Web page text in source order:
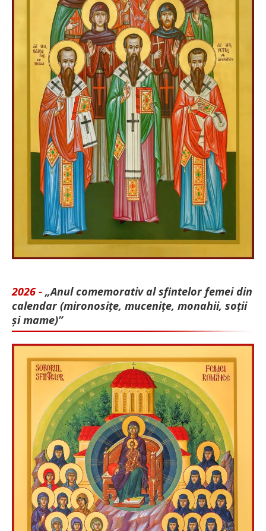
2026 - „Anul comemorativ al sfintelor femei din
calendar (mironosițe, mu­cenițe, monahii, soții
și mame)”